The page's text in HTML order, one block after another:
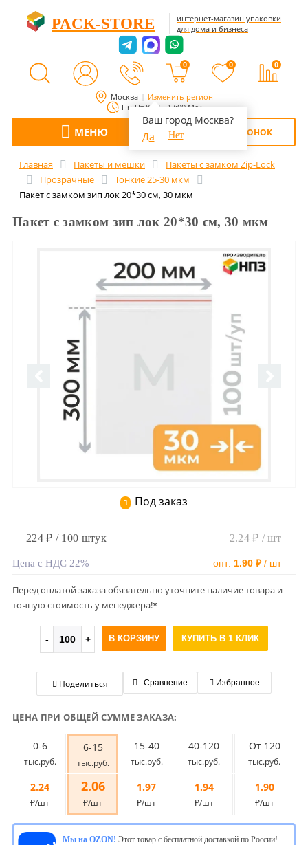
Москва Изменить регион
Ваш город Москва?
Да
Нет
Пн-Пт 8:00 - 17:00 Мск
PACK-STORE
интернет-магазин упаковки
для дома и бизнеса
0 0 0
МЕНЮ ОБРАТНЫЙ ЗВОНОК
Главная Пакеты и мешки
Пакеты с замком Zip-Lock
Прозрачные
Тонкие 25-30 мкм
Пакет с замком зип лок 20*30 см, 30 мкм
Пакет с замком зип лок 20*30 см, 30 мкм
Под заказ
224 ₽ / 100 штук 2.24 ₽ / шт
Цена с НДС 22% опт: 1.90 ₽/ шт
Перед оплатой заказа обязательно уточните наличие товара и
точную стоимость у менеджера!*
В КОРЗИНУ КУПИТЬ В 1 КЛИК
Поделиться Сравнение Избранное
ЦЕНА ПРИ ОБЩЕЙ СУММЕ ЗАКАЗА:
0-6
тыс.руб.
6-15
тыс.руб.
15-40
тыс.руб.
40-120
тыс.руб.
От 120
тыс.руб.
2.24
₽/шт
2.06
₽/шт
1.97
₽/шт
1.94
₽/шт
1.90
₽/шт
Мы на OZON! Этот товар с бесплатной доставкой по России!